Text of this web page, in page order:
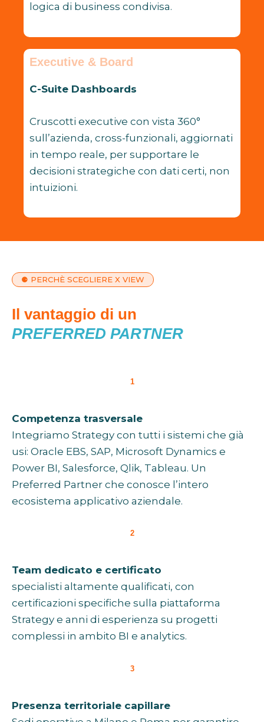
logica di business condivisa.
Executive & Board
C-Suite Dashboards
Cruscotti executive con vista 360°
sull’azienda, cross-funzionali, aggiornati
in tempo reale, per supportare le
decisioni strategiche con dati certi, non
intuizioni.
⚈ PERCHÈ SCEGLIERE X VIEW
Il vantaggio di un
PREFERRED PARTNER
1
Competenza trasversale
Integriamo Strategy con tutti i sistemi che già
usi: Oracle EBS, SAP, Microsoft Dynamics e
Power BI, Salesforce, Qlik, Tableau. Un
Preferred Partner che conosce l’intero
ecosistema applicativo aziendale.
2
Team dedicato e certificato
specialisti altamente qualificati, con
certificazioni specifiche sulla piattaforma
Strategy e anni di esperienza su progetti
complessi in ambito BI e analytics.
3
Presenza territoriale capillare